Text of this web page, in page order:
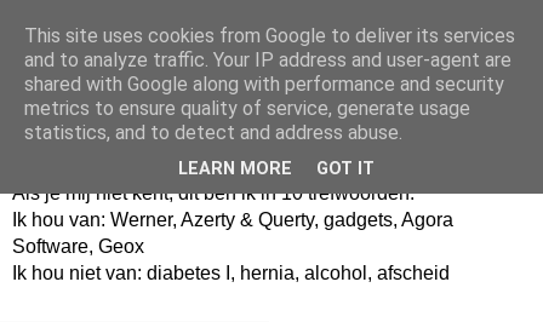
Jangeox' blog
Als je mij niet kent, dit ben ik in 10 trefwoorden.
Ik hou van: Werner, Azerty & Querty, gadgets, Agora
Software, Geox
Ik hou niet van: diabetes I, hernia, alcohol, afscheid
This site uses cookies from Google to deliver its services
and to analyze traffic. Your IP address and user-agent are
shared with Google along with performance and security
metrics to ensure quality of service, generate usage
statistics, and to detect and address abuse.
LEARN MORE GOT IT